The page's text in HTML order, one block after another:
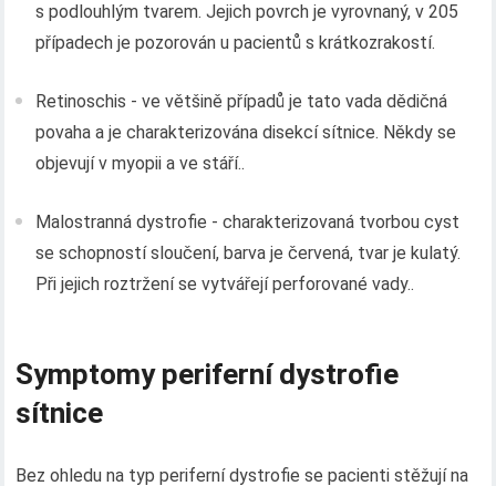
s podlouhlým tvarem. Jejich povrch je vyrovnaný, v 205
případech je pozorován u pacientů s krátkozrakostí.
Retinoschis - ve většině případů je tato vada dědičná
povaha a je charakterizována disekcí sítnice. Někdy se
objevují v myopii a ve stáří..
Malostranná dystrofie - charakterizovaná tvorbou cyst
se schopností sloučení, barva je červená, tvar je kulatý.
Při jejich roztržení se vytvářejí perforované vady..
Symptomy periferní dystrofie
sítnice
Bez ohledu na typ periferní dystrofie se pacienti stěžují na